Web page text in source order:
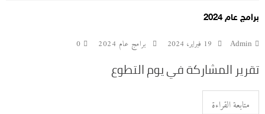
برامج عام 2024
Admin 19 فبراير، 2024 برامج عام 2024 0
تقرير المشاركة في يوم التطوع
متابعة القراءة